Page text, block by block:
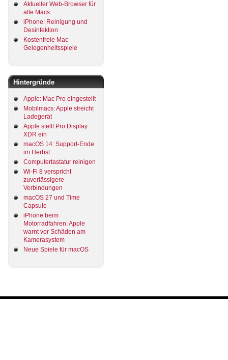
Aktueller Web-Browser für
alte Macs
iPhone: Reinigung und
Desinfektion
Kostenfreie Mac-
Gelegenheitsspiele
Hintergründe
Apple: Mac Pro eingestellt
Mobilmacs: Apple streicht
Ladegerät
Apple stellt Pro Display
XDR ein
macOS 14: Support-Ende
im Herbst
Computertastatur reinigen
Wi-Fi 8 verspricht
zuverlässigere
Verbindungen
macOS 27 und Time
Capsule
iPhone beim
Motorradfahren: Apple
warnt vor Schäden am
Kamerasystem
Neue Spiele für macOS